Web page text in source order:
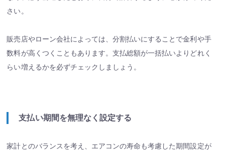
さい。
販売店やローン会社によっては、分割払いにすることで金利や手
数料が高くつくこともあります。支払総額が一括払いよりどれく
らい増えるかを必ずチェックしましょう。
支払い期間を無理なく設定する
家計とのバランスを考え、エアコンの寿命も考慮した期間設定が